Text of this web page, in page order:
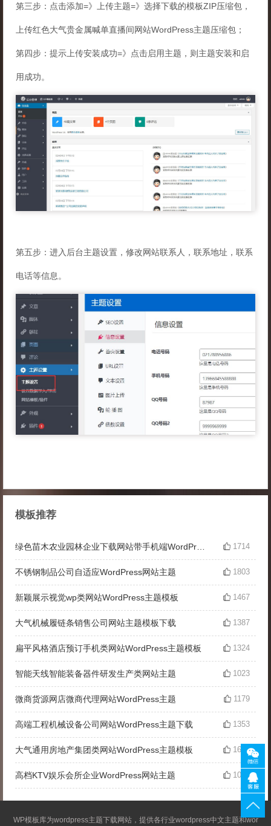
第三步：点击添加=》上传主题=》选择下载的模板ZIP压缩包，
上传红色大气贵金属喊单直播间网站WordPress主题压缩包；
第四步：提示上传安装成功=》点击启用主题，则主题安装和启
用成功。
第五步：进入后台主题设置，修改网站联系人，联系地址，联系
电话等信息。
模板推荐
绿色苗木农业园林企业下载网站带手机端WordPress主题 1714
不锈钢制品公司自适应WordPress网站主题 1803
新颖展示视觉wp类网站WordPress主题模板 1467
大气机械履链条销售公司网站主题模板下载 1387
扁平风格酒店预订手机类网站WordPress主题模板 1324
智能天线智能装备器件研发生产类网站主题 1023
微商货源网店微商代理网站WordPress主题 1179
高端工程机械设备公司网站WordPress主题下载 1353
大气通用房地产集团类网站WordPress主题模板 1600
高档KTV娱乐会所企业WordPress网站主题 1045
WP模板库为wordpress主题下载网站，提供各行业wordpress中文主题和wor